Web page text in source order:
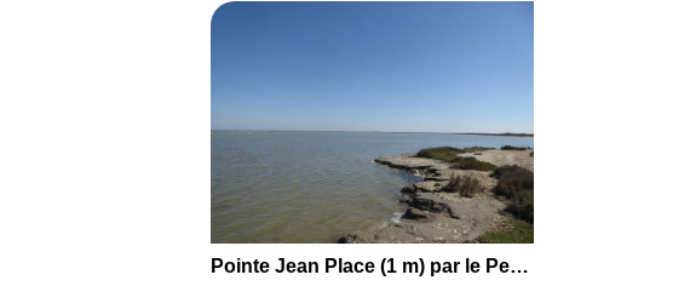
Pointe Jean Place (1 m) par le Pertuis de la Fourcade et la Digue à la mer depuis les Saintes-Maries-de-la-Mer